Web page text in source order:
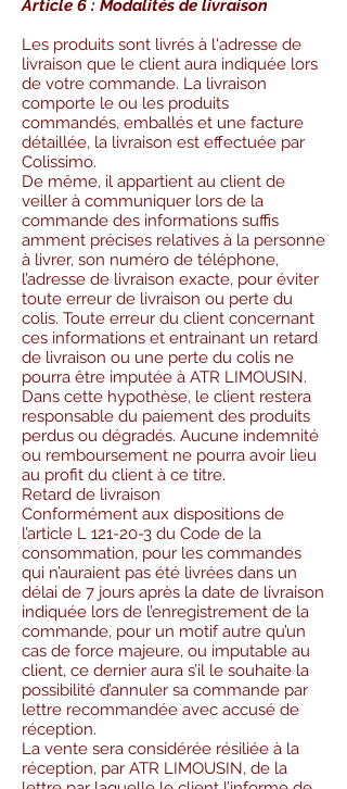
Article 6 : Modalités de livraison
Les produits sont livrés à l'adresse de
livraison que le client aura indiquée lors
de votre commande. La livraison
comporte le ou les produits
commandés, emballés et une facture
détaillée, la livraison est effectuée par
Colissimo.
De même, il appartient au client de
veiller à communiquer lors de la
commande des informations suffis
amment précises relatives à la personne
à livrer, son numéro de téléphone,
l’adresse de livraison exacte, pour éviter
toute erreur de livraison ou perte du
colis. Toute erreur du client concernant
ces informations et entrainant un retard
de livraison ou une perte du colis ne
pourra être imputée à ATR LIMOUSIN.
Dans cette hypothèse, le client restera
responsable du paiement des produits
perdus ou dégradés. Aucune indemnité
ou remboursement ne pourra avoir lieu
au profit du client à ce titre.
Retard de livraison
Conformément aux dispositions de
l’article L 121-20-3 du Code de la
consommation, pour les commandes
qui n’auraient pas été livrées dans un
délai de 7 jours après la date de livraison
indiquée lors de l’enregistrement de la
commande, pour un motif autre qu’un
cas de force majeure, ou imputable au
client, ce dernier aura s’il le souhaite la
possibilité d’annuler sa commande par
lettre recommandée avec accusé de
réception.
La vente sera considérée résiliée à la
réception, par ATR LIMOUSIN, de la